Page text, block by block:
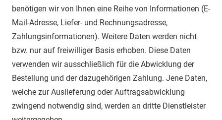
benötigen wir von Ihnen eine Reihe von Informationen (E-
Mail-Adresse, Liefer- und Rechnungsadresse,
Zahlungsinformationen). Weitere Daten werden nicht
bzw. nur auf freiwilliger Basis erhoben. Diese Daten
verwenden wir ausschließlich für die Abwicklung der
Bestellung und der dazugehörigen Zahlung. Jene Daten,
welche zur Auslieferung oder Auftragsabwicklung
zwingend notwendig sind, werden an dritte Dienstleister